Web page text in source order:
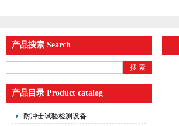
产品搜索 Search
产品目录 Product catalog
耐冲击试验检测设备